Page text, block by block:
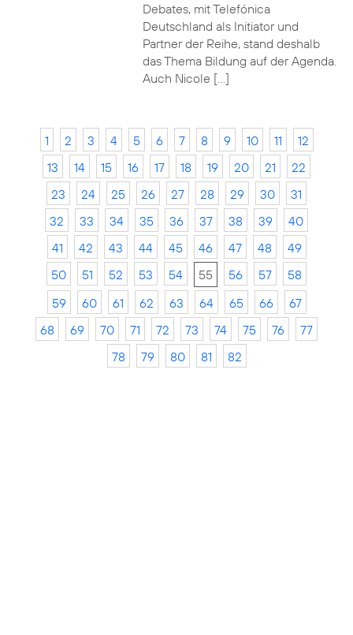
Debates, mit Telefónica
Deutschland als Initiator und
Partner der Reihe, stand deshalb
das Thema Bildung auf der Agenda.
Auch Nicole […]
1 2 3 4 5 6 7 8 9 10 11
12
13
14 15 16 17 18 19 20 21
22
23
24 25 26 27 28 29 30
31
32
33 34 35 36 37 38 39
40
41
42 43 44 45 46 47 48
49
50
51 52 53 54 55 56 57
58
59
60 61 62 63 64 65 66
67
68
69 70 71 72 73 74 75 76
77
78
79 80 81 82